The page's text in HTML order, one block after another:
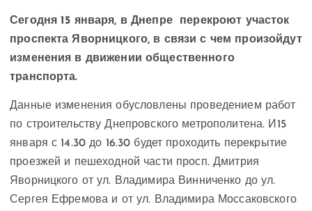
Сегодня 15 января, в Днепре перекроют участок
проспекта Яворницкого, в связи с чем произойдут
изменения в движении общественного
транспорта.
Данные изменения обусловлены проведением работ
по строительству Днепровского метрополитена. И15
января с 14.30 до 16.30 будет проходить перекрытие
проезжей и пешеходной части просп. Дмитрия
Яворницкого от ул. Владимира Винниченко до ул.
Сергея Ефремова и от ул. Владимира Моссаковского